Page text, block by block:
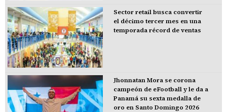
Sector retail busca convertir
el décimo tercer mes en una
temporada récord de ventas
Jhonnatan Mora se corona
campeón de eFootball y le da a
Panamá su sexta medalla de
oro en Santo Domingo 2026